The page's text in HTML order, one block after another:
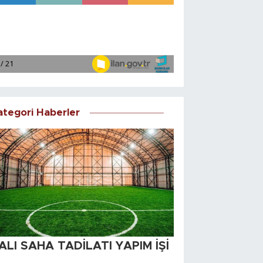
Haberler
SAHA TADİLATI YAPIM İŞİ